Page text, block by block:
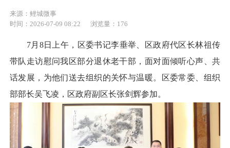
来源：鲤城微事
时间：2026-07-09 08:22
浏览量： 176
7月8日上午，区委书记李垂举、区政府代区长林祖传
带队走访慰问我区部分退休老干部，面对面倾听心声、共
话发展，为他们送去组织的关怀与温暖。区委常委、组织
部部长吴飞凌，区政府副区长张剑辉参加。